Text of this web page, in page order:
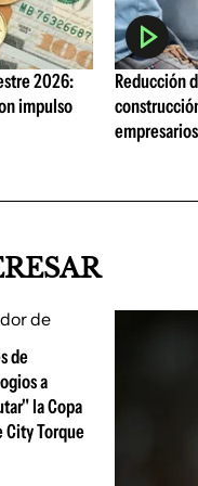
2026:
impulso
Reducción
de
a
la Copa
Torque